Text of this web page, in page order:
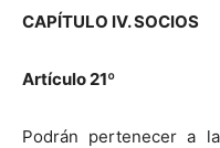
CAPÍTULO IV. SOCIOS
Artículo 21º
Podrán pertenecer a